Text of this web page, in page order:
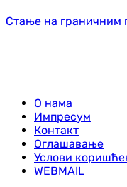
Стање на граничним
О нама
Импресум
Контакт
Оглашавање
Услови
WEBMAIL